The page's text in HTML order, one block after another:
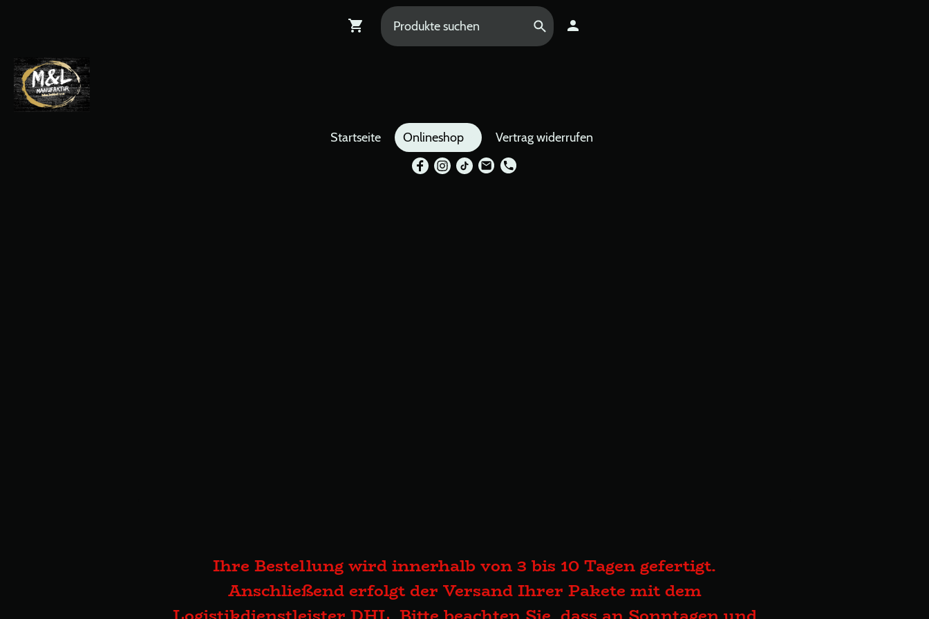
Startseite Onlineshop Vertrag widerrufen
Ihre Bestellung wird innerhalb von 3 bis 10 Tagen gefertigt.
Anschließend erfolgt der Versand Ihrer Pakete mit dem